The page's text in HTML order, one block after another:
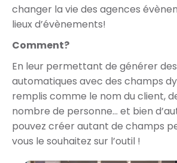
changer la vie des agences
lieux d’évènements!
Comment?
En leur permettant de générer
automatiques avec des champs
remplis comme le nom du client,
nombre de personne… et bien
pouvez créer autant de champs
vous le souhaitez sur l’outil !